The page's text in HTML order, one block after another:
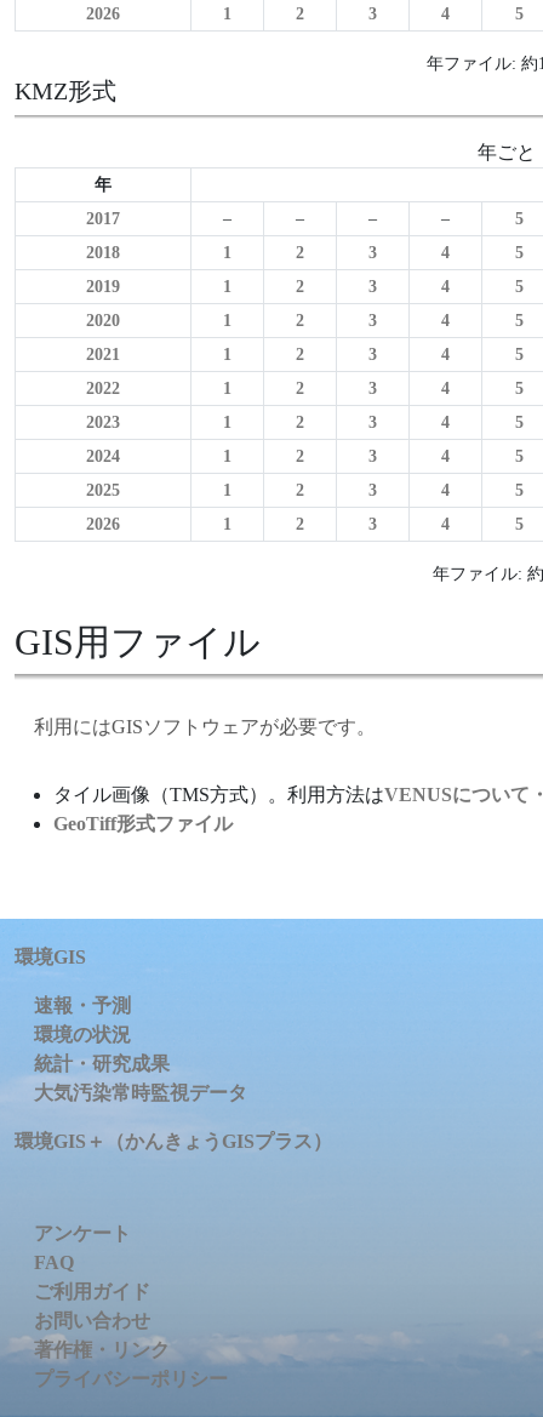
2026 1 2 3 4 5
年ファイル: 約
KMZ形式
年ごと
年
2017
– – – –
5
2018
1 2 3 4
5
2019
1 2 3 4
5
2020
1 2 3 4
5
2021
1 2 3 4
5
2022
1 2 3 4
5
2023
1 2 3 4
5
2024
1 2 3 4
5
2025
1 2 3 4
5
2026
1 2 3 4 5
年ファイル:
GIS用ファイル
利用にはGISソフトウェアが必要です。
タイル画像（TMS方式）。利用方法はVENUSについて
GeoTiff形式ファイル
環境GIS
速報・予測
環境の状況
統計・研究成果
大気汚染常時監視データ
環境GIS＋（かんきょうGISプラス）
アンケート
FAQ
ご利用ガイド
お問い合わせ
著作権・リンク
プライバシーポリシー